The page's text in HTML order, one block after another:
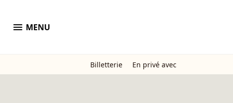
menu MENU
Billetterie En privé avec